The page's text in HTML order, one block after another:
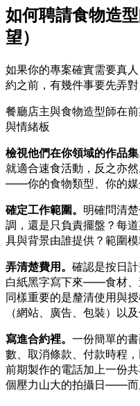
如何聘請食物造
望）
如果你的專案確實需要真
約之前，有幾件事要先弄對
餐廳店主與食物造型師在
與情緒板
檢視他們在你領域的作品集
就適合速食活動，反之亦
——你的食物類型、你的媒
確定工作範圍。 明確問清
調，還是只負責擺盤？每
具與背景由誰提供？範圍
弄清楚費用。 確認是按日
白紙黑字寫下來——食材、
同樣重要的是釐清使用與
（網站、廣告、包裝）以及
寫進合約裡。 一份簡單的
數、取消條款、付款時程
前期製作的電話加上一份
個壓力山大的拍攝日——而